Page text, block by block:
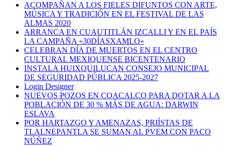
ACOMPAÑAN A LOS FIELES DIFUNTOS CON ARTE,
MÚSICA Y TRADICIÓN EN EL FESTIVAL DE LAS
ALMAS 2020
ARRANCA EN CUAUTITLÁN IZCALLI Y EN EL PAÍS
LA CAMPAÑA «30DÍASXAMLO»
CELEBRAN DÍA DE MUERTOS EN EL CENTRO
CULTURAL MEXIQUENSE BICENTENARIO
INSTALA HUIXQUILUCAN CONSEJO MUNICIPAL
DE SEGURIDAD PÚBLICA 2025-2027
Login Designer
NUEVOS POZOS EN COACALCO PARA DOTAR A LA
POBLACIÓN DE 30 % MÁS DE AGUA: DARWIN
ESLAVA
POR HARTAZGO Y AMENAZAS, PRIÍSTAS DE
TLALNEPANTLA SE SUMAN AL PVEM CON PACO
NÚÑEZ